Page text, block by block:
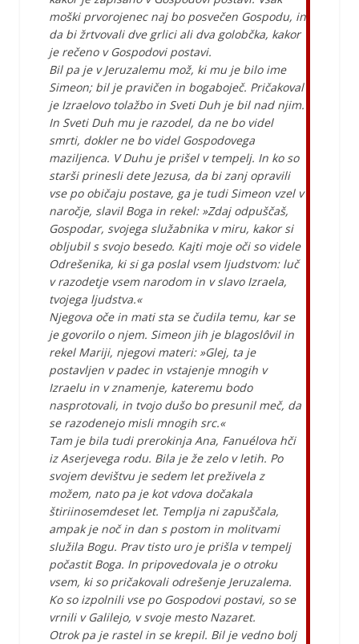
moški prvorojenec naj bo posvečen Gospodu, in
da bi žrtvovali dve grlici ali dva golobčka, kakor
je rečeno v Gospodovi postavi.
Bil pa je v Jeruzalemu mož, ki mu je bilo ime
Simeon; bil je pravičen in bogaboječ. Pričakoval
je Izraelovo tolažbo in Sveti Duh je bil nad njim.
In Sveti Duh mu je razodel, da ne bo videl
smrti, dokler ne bo videl Gospodovega
maziljenca. V Duhu je prišel v tempelj. In ko so
starši prinesli dete Jezusa, da bi zanj opravili
vse po običaju postave, ga je tudi Simeon vzel v
naročje, slavil Boga in rekel: »Zdaj odpuščaš,
Gospodar, svojega služabnika v miru, kakor si
obljubil s svojo besedo. Kajti moje oči so videle
Odrešenika, ki si ga poslal vsem ljudstvom: luč
v razodetje vsem narodom in v slavo Izraela,
tvojega ljudstva.«
Njegova oče in mati sta se čudila temu, kar se
je govorilo o njem. Simeon jih je blagoslôvil in
rekel Mariji, njegovi materi: »Glej, ta je
postavljen v padec in vstajenje mnogih v
Izraelu in v znamenje, kateremu bodo
nasprotovali, in tvojo dušo bo presunil meč, da
se razodenejo misli mnogih src.«
Tam je bila tudi prerokinja Ana, Fanuélova hči
iz Aserjevega rodu. Bila je že zelo v letih. Po
svojem devištvu je sedem let preživela z
možem, nato pa je kot vdova dočakala
štiriinosemdeset let. Templja ni zapuščala,
ampak je noč in dan s postom in molitvami
služila Bogu. Prav tisto uro je prišla v tempelj
počastit Boga. In pripovedovala je o otroku
vsem, ki so pričakovali odrešenje Jeruzalema.
Ko so izpolnili vse po Gospodovi postavi, so se
vrnili v Galilejo, v svoje mesto Nazaret.
Otrok pa je rastel in se krepil. Bil je vedno bolj